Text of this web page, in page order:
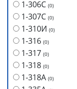
1-306С (0)
1-307С (0)
1-310И (0)
1-316 (0)
1-317 (0)
1-318 (0)
1-318А (0)